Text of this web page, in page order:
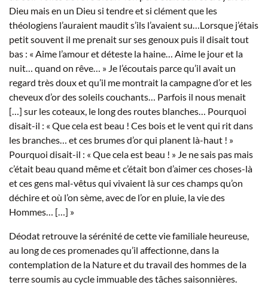
Dieu mais en un Dieu si tendre et si clément que les
théologiens l’auraient maudit s’ils l’avaient su…Lorsque j’étais
petit souvent il me prenait sur ses genoux puis il disait tout
bas : « Aime l’amour et déteste la haine… Aime le jour et la
nuit… quand on rêve… » Je l’écoutais parce qu’il avait un
regard très doux et qu’il me montrait la campagne d’or et les
cheveux d’or des soleils couchants… Parfois il nous menait
[…] sur les coteaux, le long des routes blanches… Pourquoi
disait-il : « Que cela est beau ! Ces bois et le vent qui rit dans
les branches… et ces brumes d’or qui planent là-haut ! »
Pourquoi disait-il : « Que cela est beau ! » Je ne sais pas mais
c’était beau quand même et c’était bon d’aimer ces choses-là
et ces gens mal-vêtus qui vivaient là sur ces champs qu’on
déchire et où l’on sème, avec de l’or en pluie, la vie des
Hommes… […] »
Déodat retrouve la sérénité de cette vie familiale heureuse,
au long de ces promenades qu’il affectionne, dans la
contemplation de la Nature et du travail des hommes de la
terre soumis au cycle immuable des tâches saisonnières.